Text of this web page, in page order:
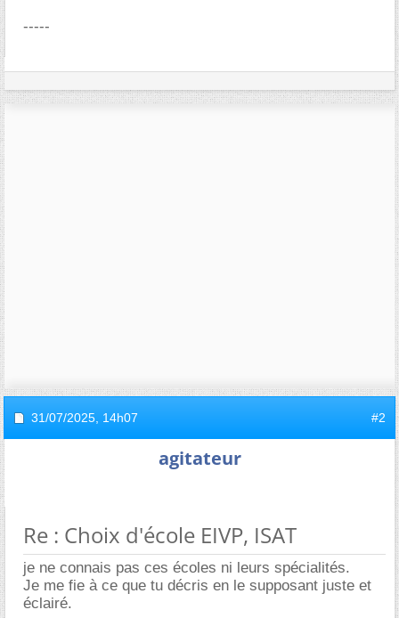
-----
31/07/2025, 14h07 #2
agitateur
Re : Choix d'école EIVP, ISAT
je ne connais pas ces écoles ni leurs spécialités.
Je me fie à ce que tu décris en le supposant juste et
éclairé.